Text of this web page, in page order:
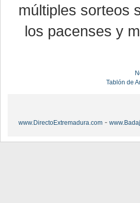
múltiples sorteos
los pacenses y
Tablón de
www.DirectoExtremadura.com -